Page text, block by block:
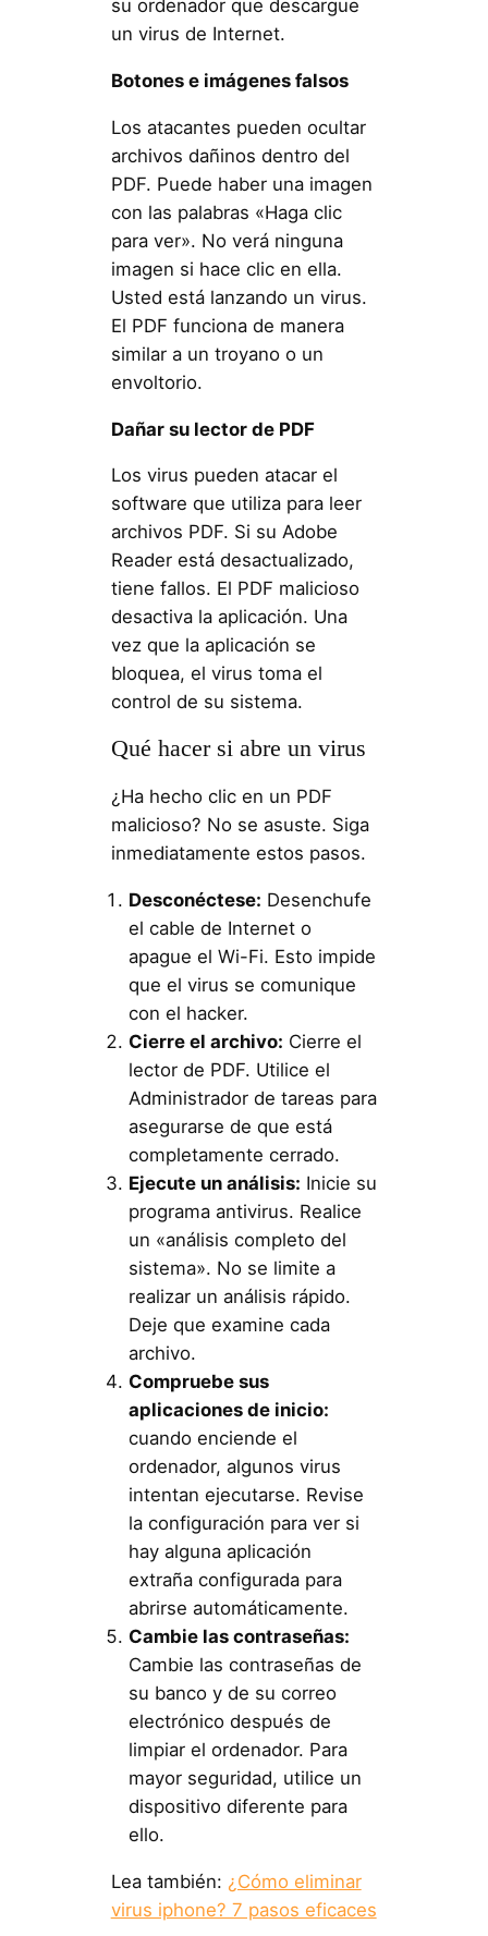
su ordenador que descargue
un virus de Internet.
Botones e imágenes falsos
Los atacantes pueden ocultar
archivos dañinos dentro del
PDF. Puede haber una imagen
con las palabras «Haga clic
para ver». No verá ninguna
imagen si hace clic en ella.
Usted está lanzando un virus.
El PDF funciona de manera
similar a un troyano o un
envoltorio.
Dañar su lector de PDF
Los virus pueden atacar el
software que utiliza para leer
archivos PDF. Si su Adobe
Reader está desactualizado,
tiene fallos. El PDF malicioso
desactiva la aplicación. Una
vez que la aplicación se
bloquea, el virus toma el
control de su sistema.
Qué hacer si abre un virus
¿Ha hecho clic en un PDF
malicioso? No se asuste. Siga
inmediatamente estos pasos.
Desconéctese: Desenchufe
el cable de Internet o
apague el Wi-Fi. Esto impide
que el virus se comunique
con el hacker.
Cierre el archivo: Cierre el
lector de PDF. Utilice el
Administrador de tareas para
asegurarse de que está
completamente cerrado.
Ejecute un análisis: Inicie su
programa antivirus. Realice
un «análisis completo del
sistema». No se limite a
realizar un análisis rápido.
Deje que examine cada
archivo.
Compruebe sus
aplicaciones de inicio:
cuando enciende el
ordenador, algunos virus
intentan ejecutarse. Revise
la configuración para ver si
hay alguna aplicación
extraña configurada para
abrirse automáticamente.
Cambie las contraseñas:
Cambie las contraseñas de
su banco y de su correo
electrónico después de
limpiar el ordenador. Para
mayor seguridad, utilice un
dispositivo diferente para
ello.
Lea también: ¿Cómo eliminar
virus iphone? 7 pasos eficaces